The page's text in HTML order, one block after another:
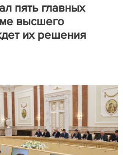
пять главных
высшего
их решения